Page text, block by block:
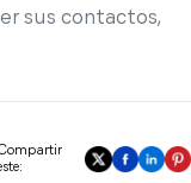
sus contactos,